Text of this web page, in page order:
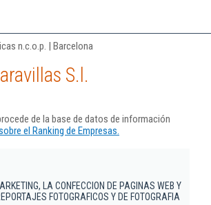
n.c.o.p. | Barcelona
S.l.
de la base de datos de información
el Ranking de Empresas.
LA CONFECCION DE PAGINAS WEB Y
FOTOGRAFICOS Y DE FOTOGRAFIA